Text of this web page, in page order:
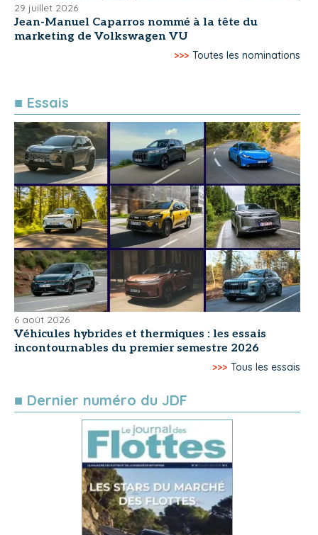
29 juillet 2026
Jean-Manuel Caparros nommé à la tête du
marketing de Volkswagen VU
>>> Toutes les nominations
■ Essais
6 août 2026
Véhicules hybrides et thermiques : les essais
incontournables du premier semestre 2026
>>> Tous les essais
■ Dernier numéro du JDF